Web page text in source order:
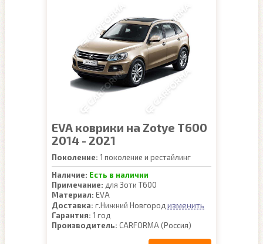
EVA коврики на Zotye T600
2014 - 2021
Поколение: 1 поколение и рестайлинг
Наличие: Есть в наличии
Примечание: для Зоти Т600
Материал: EVA
Доставка: г.Нижний Новгород изменить
Гарантия: 1 год
Производитель: CARFORMA (Россия)